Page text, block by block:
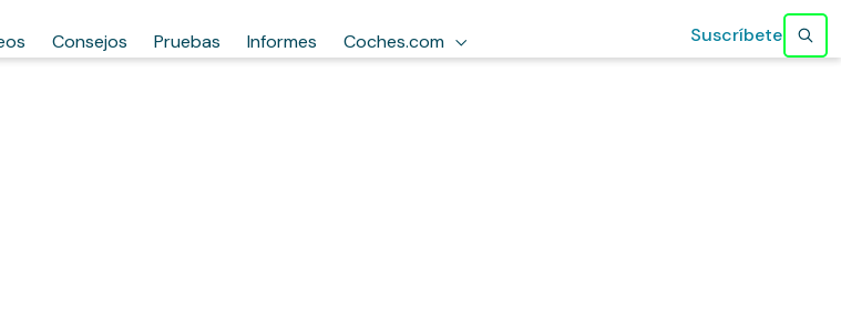
Consejos Pruebas Informes Coches.com Suscríbete